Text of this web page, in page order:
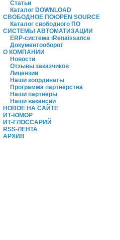
Статьи
Каталог DOWNLOAD
СВОБОДНОЕ ПО/OPEN SOURCE
Каталог свободного ПО
СИСТЕМЫ АВТОМАТИЗАЦИИ
ERP-система iRenaissance
Документооборот
О КОМПАНИИ
Новости
Отзывы заказчиков
Лицензии
Наши координаты
Программа партнерства
Наши партнеры
Наши вакансии
НОВОЕ НА САЙТЕ
ИТ-ЮМОР
ИТ-ГЛОССАРИЙ
RSS-ЛЕНТА
АРХИВ